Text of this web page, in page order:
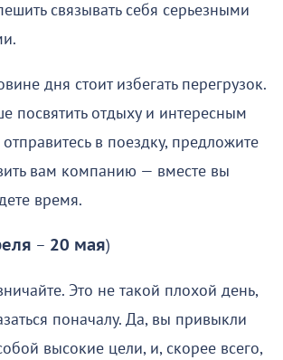
связывать себя серьезными
дня стоит избегать перегрузок.
посвятить отдыху и интересным
в поездку, предложите
вам компанию — вместе вы
время.
– 20 мая)
Это не такой плохой день,
поначалу. Да, вы привыкли
высокие цели, и, скорее всего,